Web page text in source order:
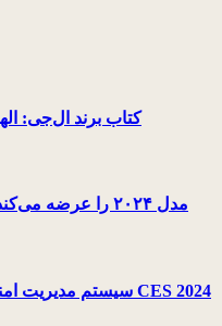
کتاب برند ال‌جی:
ال‌جی تهویه مطبوع Whisen Tower مدل ۲۰۲۴ را عرضه می‌کند